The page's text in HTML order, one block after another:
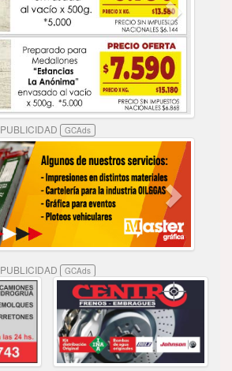
PUBLICIDAD GCAds
PUBLICIDAD GCAds